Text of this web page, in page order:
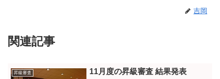
吉岡
関連記事
昇級審査 11月度の昇級審査 結果発表